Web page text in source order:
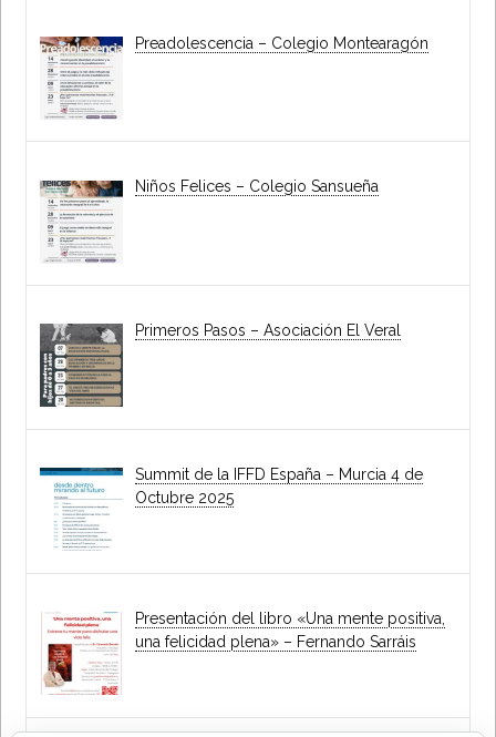
Preadolescencia – Colegio Montearagón
Niños Felices – Colegio Sansueña
Primeros Pasos – Asociación El Veral
Summit de la IFFD España – Murcia 4 de
Octubre 2025
Presentación del libro «Una mente positiva,
una felicidad plena» – Fernando Sarráis